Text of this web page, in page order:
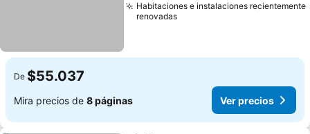
Habitaciones e instalaciones recientemente
renovadas
De $55.037
Mira precios de 8 páginas Ver precios